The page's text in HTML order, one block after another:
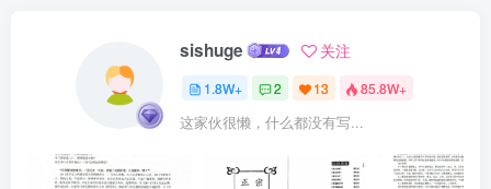
sishuge 关注
1.8W+ 2 13 85.8W+
这家伙很懒，什么都没有写...